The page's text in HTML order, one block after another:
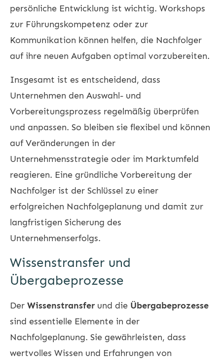
persönliche Entwicklung ist wichtig. Workshops
zur Führungskompetenz oder zur
Kommunikation können helfen, die Nachfolger
auf ihre neuen Aufgaben optimal vorzubereiten.
Insgesamt ist es entscheidend, dass
Unternehmen den Auswahl- und
Vorbereitungsprozess regelmäßig überprüfen
und anpassen. So bleiben sie flexibel und können
auf Veränderungen in der
Unternehmensstrategie oder im Marktumfeld
reagieren. Eine gründliche Vorbereitung der
Nachfolger ist der Schlüssel zu einer
erfolgreichen Nachfolgeplanung und damit zur
langfristigen Sicherung des
Unternehmenserfolgs.
Wissenstransfer und
Übergabeprozesse
Der Wissenstransfer und die Übergabeprozesse
sind essentielle Elemente in der
Nachfolgeplanung. Sie gewährleisten, dass
wertvolles Wissen und Erfahrungen von